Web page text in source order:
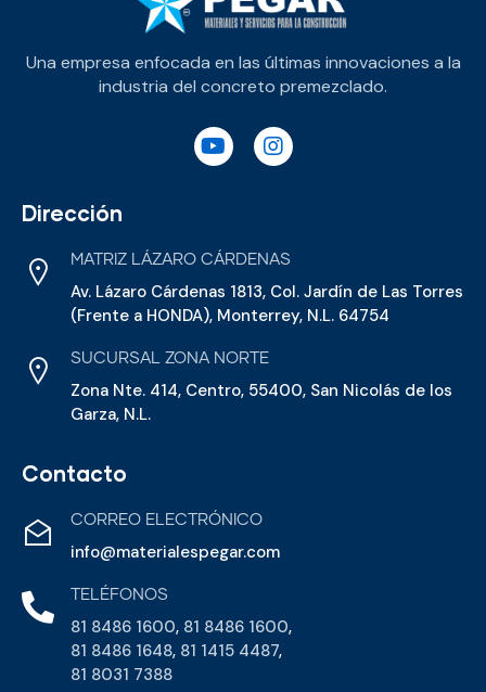
Una empresa enfocada en las últimas innovaciones a la
industria del concreto premezclado.
Dirección
MATRIZ LÁZARO CÁRDENAS
Av. Lázaro Cárdenas 1813, Col. Jardín de Las Torres
(Frente a HONDA), Monterrey, N.L. 64754
SUCURSAL ZONA NORTE
Zona Nte. 414, Centro, 55400, San Nicolás de los
Garza, N.L.
Contacto
CORREO ELECTRÓNICO
info@materialespegar.com
TELÉFONOS
81 8486 1600, 81 8486 1600,
81 8486 1648, 81 1415 4487,
81 8031 7388